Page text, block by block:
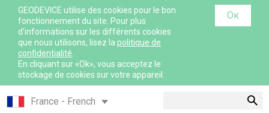
GEODEVICE utilise des cookies pour le bon
fonctionnement du site. Pour plus
d'informations sur les différents cookies
que nous utilisons, lisez la politique de
confidentialité
En cliquant sur «Ok», vous acceptez le
stockage de cookies sur votre appareil.
Ок
France - French